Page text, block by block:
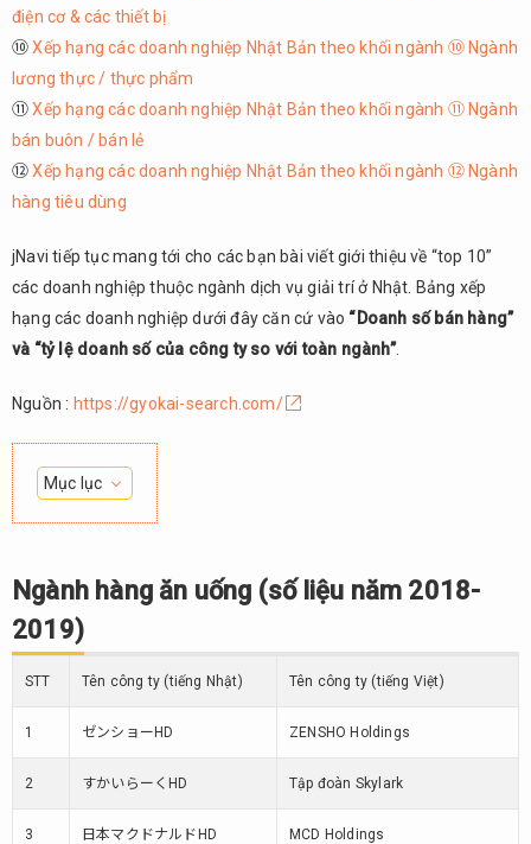
điện cơ & các thiết bị
⑩Xếp hạng các doanh nghiệp Nhật Bản theo khối ngành ⑩ Ngành
lương thực / thực phẩm
⑪Xếp hạng các doanh nghiệp Nhật Bản theo khối ngành ⑪ Ngành
bán buôn / bán lẻ
⑫Xếp hạng các doanh nghiệp Nhật Bản theo khối ngành ⑫ Ngành
hàng tiêu dùng
jNavi tiếp tục mang tới cho các bạn bài viết giới thiệu về “top 10”
các doanh nghiệp thuộc ngành dịch vụ giải trí ở Nhật. Bảng xếp
hạng các doanh nghiệp dưới đây căn cứ vào “Doanh số bán hàng”
và “tỷ lệ doanh số của công ty so với toàn ngành”.
Nguồn : https://gyokai-search.com/
Mục lục
1.
hàng
ăn
uống
(số
liệu
2018-
Ngành
Ngành hàng ăn uống (số liệu năm 2018-
2019)
STT Tên công ty (tiếng Nhật) Tên công ty (tiếng Việt)
1 ゼンショーHD ZENSHO Holdings
2 すかいらーくHD Tập đoàn Skylark
3 日本マクドナルドHD MCD Holdings